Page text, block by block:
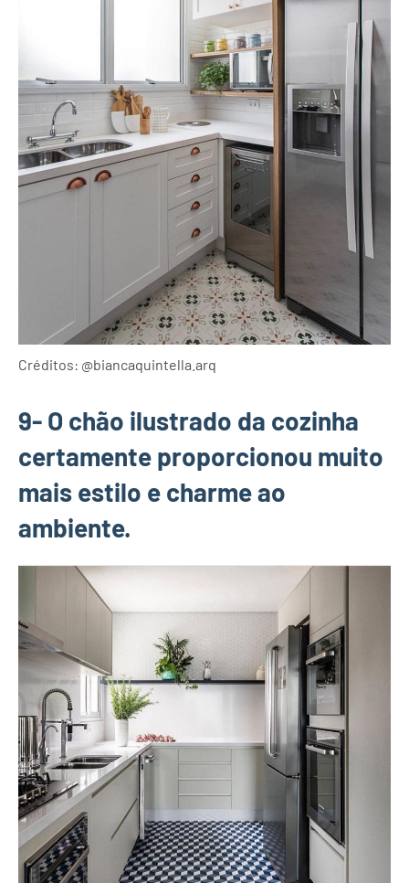
Créditos: @biancaquintella.arq
9- O chão ilustrado da cozinha
certamente proporcionou muito
mais estilo e charme ao
ambiente.